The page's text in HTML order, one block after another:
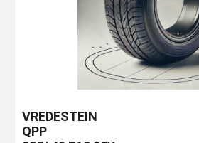
VREDESTEIN
QPP